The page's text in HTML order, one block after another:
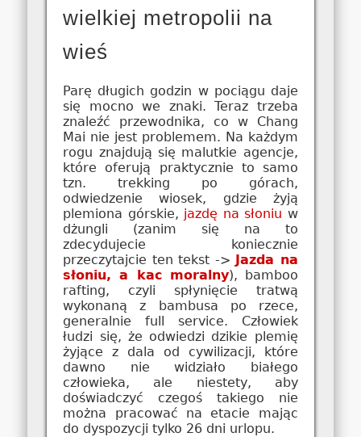
wielkiej metropolii na
wieś
Parę długich godzin w pociągu daje
się mocno we znaki. Teraz trzeba
znaleźć przewodnika, co w Chang
Mai nie jest problemem. Na każdym
rogu znajdują się malutkie agencje,
które oferują praktycznie to samo
tzn. trekking po górach,
odwiedzenie wiosek, gdzie żyją
plemiona górskie, jazdę na słoniu w
dżungli (zanim się na to
zdecydujecie koniecznie
przeczytajcie ten tekst -> Jazda na
słoniu, a kac moralny), bamboo
rafting, czyli spłynięcie tratwą
wykonaną z bambusa po rzece,
generalnie full service. Człowiek
łudzi się, że odwiedzi dzikie plemię
żyjące z dala od cywilizacji, które
dawno nie widziało białego
człowieka, ale niestety, aby
doświadczyć czegoś takiego nie
można pracować na etacie mając
do dyspozycji tylko 26 dni urlopu.